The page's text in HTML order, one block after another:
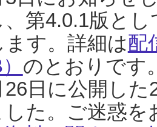
、第4.0.1版と
す。詳細は配
のとおりです
26日に公開し
した。ご迷惑